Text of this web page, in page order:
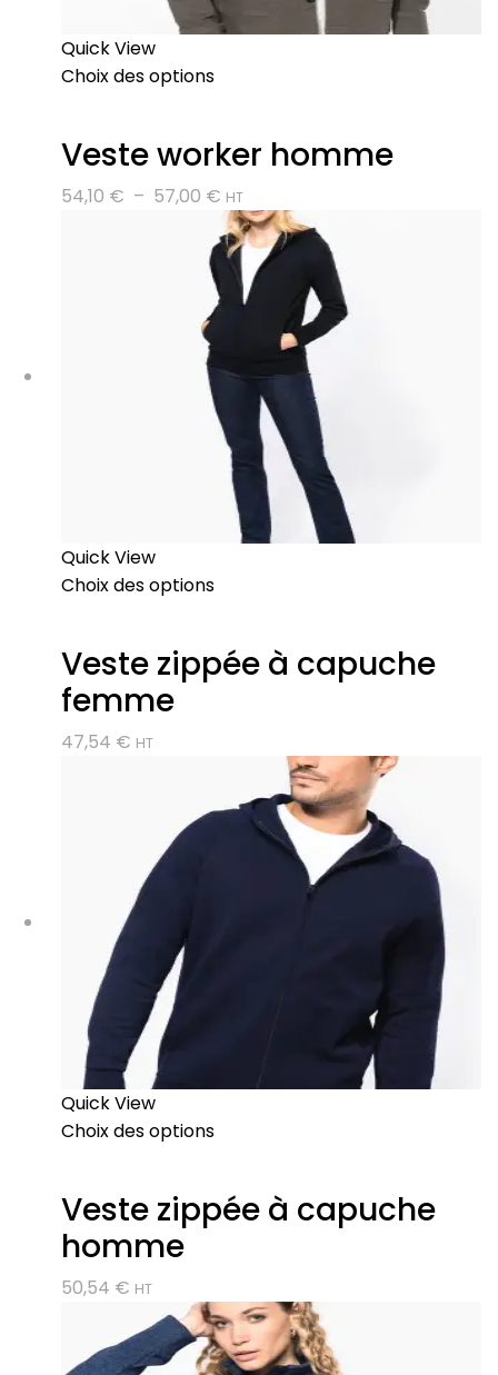
Quick View
Choix des options
Veste worker homme
54,10 € – 57,00 € Plage
de
prix :
54,10 €
à
57,00 €
HT
Quick View
Choix des options
Veste zippée à capuche
femme
47,54 € HT
Quick View
Choix des options
Veste zippée à capuche
homme
50,54 € HT